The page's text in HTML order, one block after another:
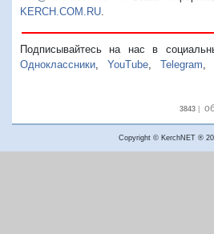
KERCH.COM.RU
Подписывайтесь на нас в
Одноклассники
YouTube Telegram
3843|
Copyright © KerchNET ®